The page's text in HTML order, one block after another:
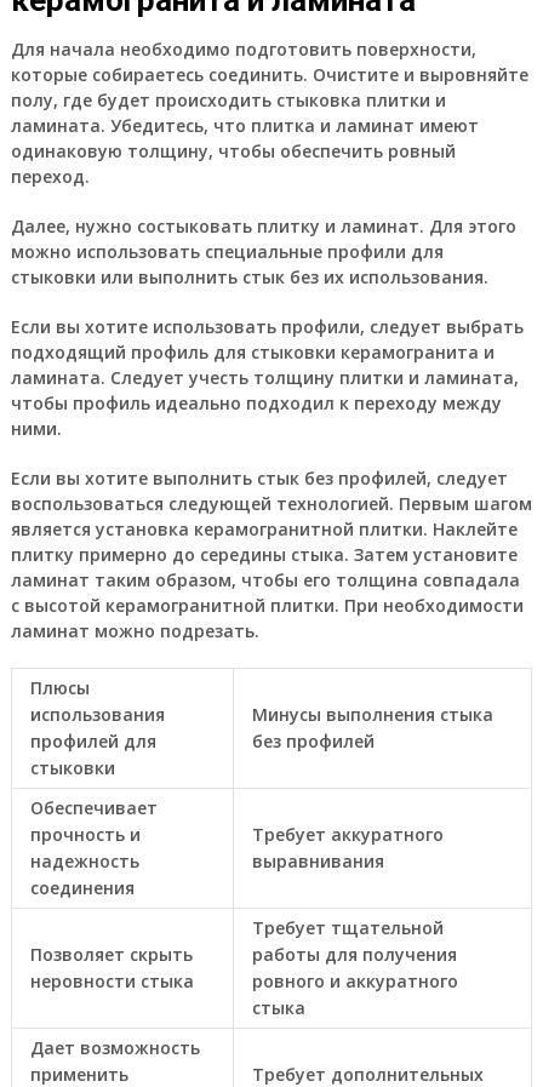
Для начала необходимо подготовить поверхности,
которые собираетесь соединить. Очистите и выровняйте
полу, где будет происходить стыковка плитки и
ламината. Убедитесь, что плитка и ламинат имеют
одинаковую толщину, чтобы обеспечить ровный
переход.
Далее, нужно состыковать плитку и ламинат. Для этого
можно использовать специальные профили для
стыковки или выполнить стык без их использования.
Если вы хотите использовать профили, следует выбрать
подходящий профиль для стыковки керамогранита и
ламината. Следует учесть толщину плитки и ламината,
чтобы профиль идеально подходил к переходу между
ними.
Если вы хотите выполнить стык без профилей, следует
воспользоваться следующей технологией. Первым шагом
является установка керамогранитной плитки. Наклейте
плитку примерно до середины стыка. Затем установите
ламинат таким образом, чтобы его толщина совпадала
с высотой керамогранитной плитки. При необходимости
ламинат можно подрезать.
Плюсы
использования
профилей для
стыковки
Минусы выполнения стыка
без профилей
Обеспечивает
прочность и
надежность
соединения
Требует аккуратного
выравнивания
Позволяет скрыть
неровности стыка
Требует тщательной
работы для получения
ровного и аккуратного
стыка
Дает возможность
применить
Требует дополнительных